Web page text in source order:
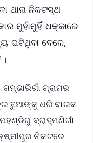
ଥାନା ନିକଟସ୍ଥ
ମୁହାଁମୁହିଁ ଧକ୍କାରେ
ଘଟିଥିବା ବେଳେ,
ଗମ୍ଭାରିଗାଁ ଗ୍ରାମର
ଛୁଆଙ୍କୁ ଧରି ବାଇକ
ବ୍ରାହ୍ମଣିଗାଁ
ନିକଟରେ